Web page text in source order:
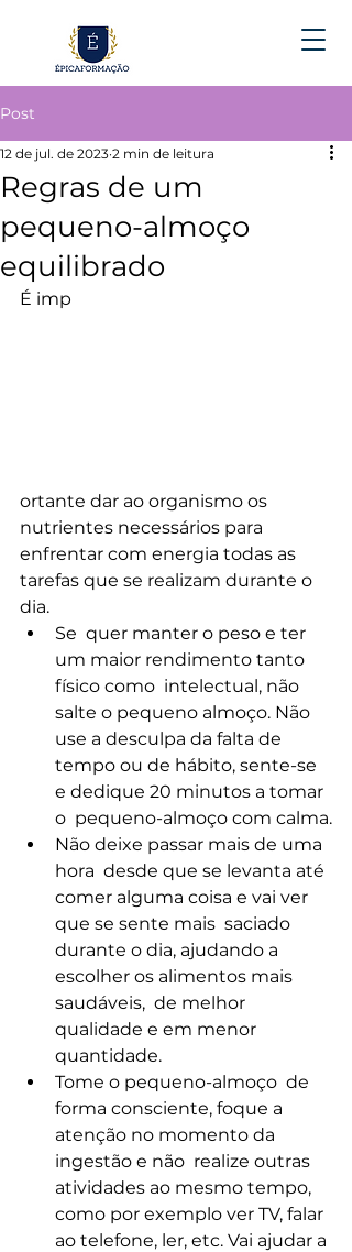
Post
Regras de um
pequeno-almoço
equilibrado
12 de jul. de 2023 2 min de leitura
É imp
ortante dar ao organismo os
nutrientes necessários para
enfrentar com energia todas as
tarefas que se realizam durante o
dia.
Se  quer manter o peso e ter
um maior rendimento tanto
físico como  intelectual, não
salte o pequeno almoço. Não
use a desculpa da falta de
tempo ou de hábito, sente-se
e dedique 20 minutos a tomar
o  pequeno-almoço com calma.
Não deixe passar mais de uma
hora  desde que se levanta até
comer alguma coisa e vai ver
que se sente mais  saciado
durante o dia, ajudando a
escolher os alimentos mais
saudáveis,  de melhor
qualidade e em menor
quantidade.
Tome o pequeno-almoço  de
forma consciente, foque a
atenção no momento da
ingestão e não  realize outras
atividades ao mesmo tempo,
como por exemplo ver TV, falar
ao telefone, ler, etc. Vai ajudar a